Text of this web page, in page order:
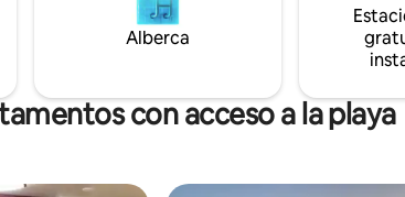
Como
de
donde el bosque te lleve
hospedas con la máxima
Alberca
con acceso a la playa